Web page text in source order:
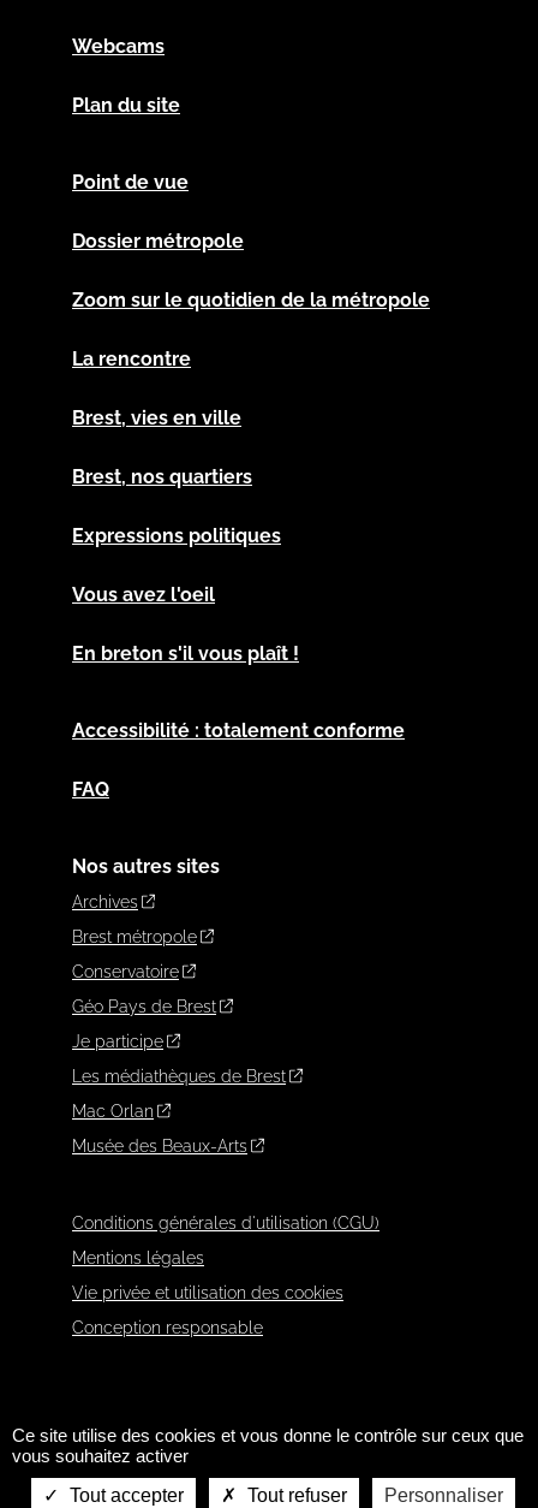
Ce site utilise des cookies et vous donne le contrôle sur ceux que
vous souhaitez activer
Tout accepter
Tout refuser Personnaliser
Webcams
Plan du site
Point de vue
Dossier métropole
Zoom sur le quotidien de la métropole
La rencontre
Brest, vies en ville
Brest, nos quartiers
Expressions politiques
Vous avez l'oeil
En breton s'il vous plaît !
Accessibilité : totalement conforme
FAQ
Nos autres sites
Archives
Brest métropole
Conservatoire
Géo Pays de Brest
Je participe
Les médiathèques de Brest
Mac Orlan
Musée des Beaux-Arts
Conditions générales d'utilisation (CGU)
Mentions légales
Vie privée et utilisation des cookies
Conception responsable